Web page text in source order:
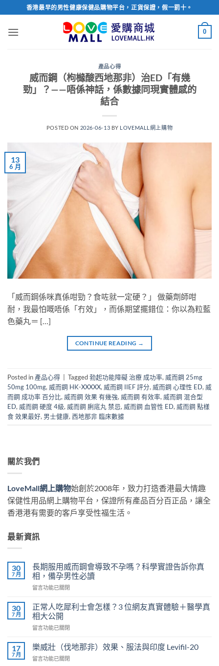
to
content
香港最早的男性健康保健品購物平台，正貨保證，假一罰十。
0
產品心得
威而鋼（枸櫞酸西地那非）治ED「有幾
勁」？——唔係神話，係數據同現實體感的
結合
POSTED ON 2026-06-13 BY LOVEMALL網上購物
13
6 月
「威而鋼係咪真係咁勁？食咗就一定硬？」 做藥劑師咁
耐，我最怕嘅唔係「冇效」，而係期望擺錯位：你以為粒藍
色藥丸＝ […]
CONTINUE READING →
Posted in 產品心得 Tagged勃起功能障礙 治療 成功率, 威而鋼 25mg
50mg 100mg, 威而鋼 HK-XXXXX, 威而鋼 IIEF 評分, 威而鋼 心理性 ED, 威
而鋼 成功率 百分比, 威而鋼 效果 有幾強, 威而鋼 有效率, 威而鋼 混合型
ED, 威而鋼 硬度 4級, 威而鋼 脷底丸 禁忌, 威而鋼 血管性 ED, 威而鋼 點樣
食 效果最好, 男士健康, 西地那非 臨床數據
關於我們
LoveMall網上購物始創於2008年，致力打造香港最大情趣
保健性用品網上購物平台，保證所有產品百分百正品，讓全
香港港有需要的客戶享受性福生活。
最新資訊
30
7 月
長期服用威而鋼會導致不孕嗎？科學實證告訴你真
相，備孕男性必讀
在
期
服
用
威
鋼
導
留言功能已關閉
30
7 月
正常人吃犀利士會怎樣？3 位網友真實體驗＋醫學真
相大公開
在
常
人
吃
留言功能已關閉
17
7 月
樂威壯（伐地那非）效果、服法與印度 Levifil-20
在
留言功能已關閉